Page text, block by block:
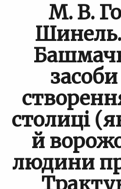
М. В.
столиці
й
людини